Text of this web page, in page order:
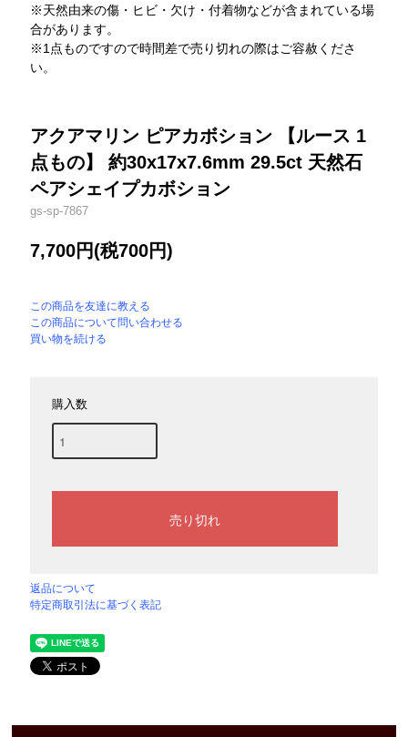
※天然由来の傷・ヒビ・欠け・付着物などが含まれている場
合があります。
※1点ものですので時間差で売り切れの際はご容赦くださ
い。
アクアマリン ピアカボション 【ルース 1
点もの】 約30x17x7.6mm 29.5ct 天然石
ペアシェイプカボション
gs-sp-7867
7,700円(税700円)
この商品を友達に教える
この商品について問い合わせる
買い物を続ける
購入数
返品について
特定商取引法に基づく表記